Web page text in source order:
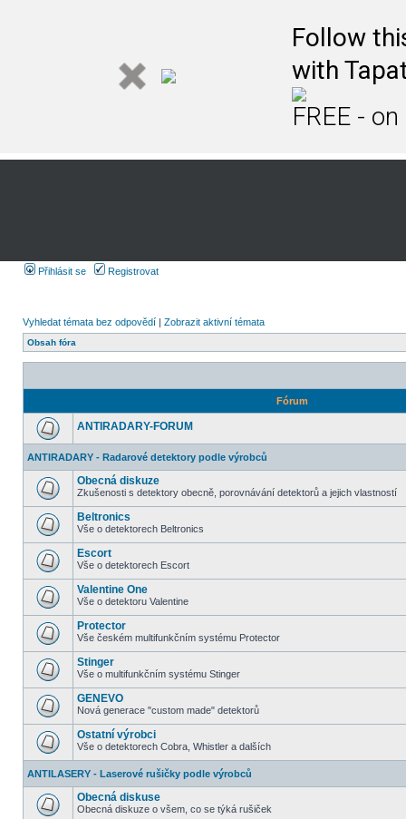
Follow
with
FREE -
Přihlásit se Registrovat
Vyhledat témata bez odpovědí | Zobrazit aktivní témata
Obsah fóra
Fórum
ANTIRADARY-FORUM
ANTIRADARY - Radarové detektory podle výrobců
Obecná diskuze
Zkušenosti s detektory obecně, porovnávání detektorů a jejich vlastností
Beltronics
Vše o detektorech Beltronics
Escort
Vše o detektorech Escort
Valentine One
Vše o detektoru Valentine
Protector
Vše českém multifunkčním systému Protector
Stinger
Vše o multifunkčním systému Stinger
GENEVO
Nová generace "custom made" detektorů
Ostatní výrobci
Vše o detektorech Cobra, Whistler a dalších
ANTILASERY - Laserové rušičky podle výrobců
Obecná diskuse
Obecná diskuze o všem, co se týká rušiček